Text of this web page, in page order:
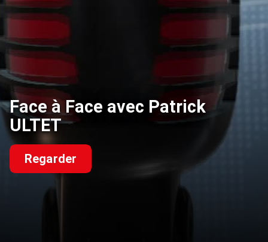
Face à Face avec Patrick
ULTET
Regarder